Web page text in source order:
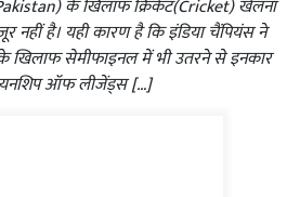
के खिलाफ क्रिकेट(Cricket) खेलना
नहीं है। यही कारण है कि इंडिया चैंपियंस ने
खिलाफ सेमीफाइनल में भी उतरने से इनकार
ऑफ लीजेंड्स […]